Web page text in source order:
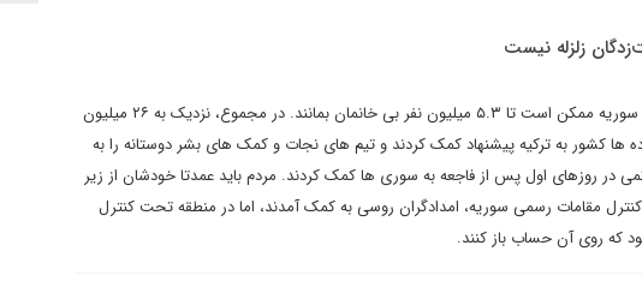
زلزله نیست
بر اساس گزارش سازمان ملل، فقط در سوریه ممکن است تا ۵.۳ میلیون نفر بی خانمان بمانند. در مجموع، نزدیک به ۲۶ میلیون
ها کشور به ترکیه پیشنهاد کمک کردند و تیم های نجات و کمک های بشر دوستانه را به
در روزهای اول پس از فاجعه به سوری ها کمک کردند. مردم باید عمدتا خودشان از زیر
مقامات رسمی سوریه، امدادگران روسی به کمک آمدند، اما در منطقه تحت کنترل
که روی آن حساب باز کنند.